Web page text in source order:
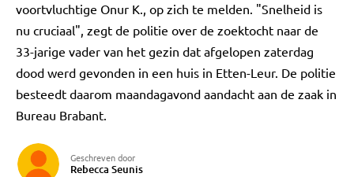
voortvluchtige Onur K., op zich te melden. "Snelheid is
nu cruciaal", zegt de politie over de zoektocht naar de
33-jarige vader van het gezin dat afgelopen zaterdag
dood werd gevonden in een huis in Etten-Leur. De politie
besteedt daarom maandagavond aandacht aan de zaak in
Bureau Brabant.
Geschreven door
Rebecca Seunis